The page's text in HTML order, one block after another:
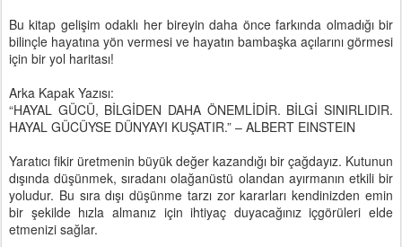
Bu kitap gelişim odaklı her bireyin daha önce farkında olmadığı bir
bilinçle hayatına yön vermesi ve hayatın bambaşka açılarını görmesi
için bir yol haritası!
Arka Kapak Yazısı:
“HAYAL GÜCÜ, BİLGİDEN DAHA ÖNEMLİDİR. BİLGİ SINIRLIDIR.
HAYAL GÜCÜYSE DÜNYAYI KUŞATIR.” – ALBERT EINSTEIN
Yaratıcı fikir üretmenin büyük değer kazandığı bir çağdayız. Kutunun
dışında düşünmek, sıradanı olağanüstü olandan ayırmanın etkili bir
yoludur. Bu sıra dışı düşünme tarzı zor kararları kendinizden emin
bir şekilde hızla almanız için ihtiyaç duyacağınız içgörüleri elde
etmenizi sağlar.